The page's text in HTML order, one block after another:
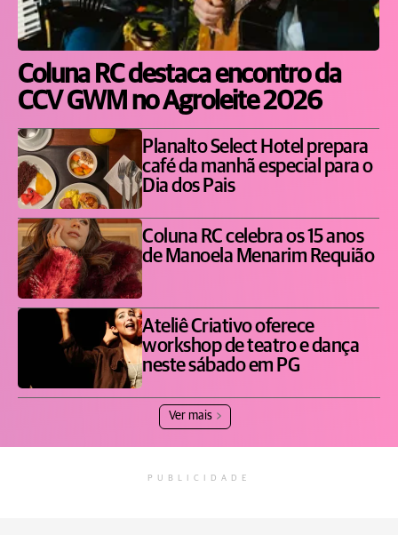
Coluna RC destaca encontro da
CCV GWM no Agroleite 2026
Planalto Select Hotel prepara
café da manhã especial para o
Dia dos Pais
Coluna RC celebra os 15 anos
de Manoela Menarim Requião
Ateliê Criativo oferece
workshop de teatro e dança
neste sábado em PG
Ver mais
PUBLICIDADE